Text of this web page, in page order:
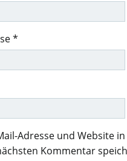
*
Adresse und Website
Kommentar